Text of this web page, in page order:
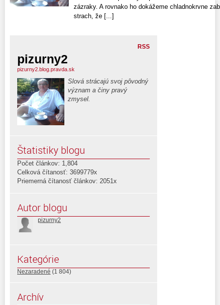
zázraky. A rovnako ho dokážeme chladnokrvne
strach, že [...]
RSS
pizurny2
pizurny2.blog.pravda.sk
Slová strácajú svoj pôvodný
význam a činy pravý
zmysel.
Štatistiky blogu
Počet článkov: 1,804
Celková čítanosť: 3699779x
Priemerná čítanosť článkov: 2051x
Autor blogu
pizurny2
Kategórie
Nezaradené (1 804)
Archív